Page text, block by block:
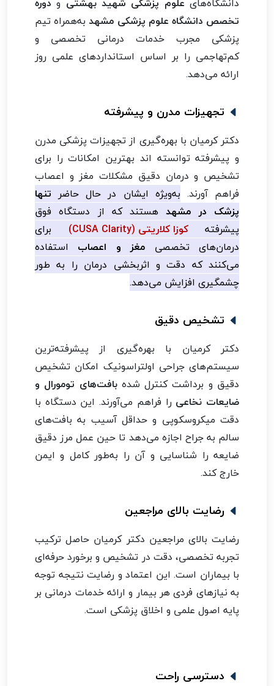
تخصص دانشگاه علوم پزشکی مشهدبه‌همراه تیم
پزشکی مجرب خدمات درمانی تخصصی و
کم‌تهاجمی را بر اساس استانداردهای علمی روز
ارائه می‌دهد.
تجهیزات مدرن و پیشرفته
دکتر کرمیان با بهره‌گیری از تجهیزات پزشکی مدرن
و پیشرفته توانسته اند بهترین امکانات را برای
تشخیص و درمان دقیق مشکلات مغز و اعصاب
فراهم آورند. به‌ویژه ایشان در حال حاضر تنها
پزشک در مشهدهستند که از دستگاه فوق
پیشرفتهکوزا کلاریتی (CUSA Clarity)
برای
درمان‌های تخصصی مغز و اعصاب استفاده
می‌کنند که دقت و اثربخشی درمان را به طور
چشمگیری افزایش می‌دهد.
تشخیص دقیق
دکتر کرمیان با بهره‌گیری از پیشرفته‌ترین
سیستم‌های جراحی اولتراسونیک امکان تشخیص
دقیق و برداشت کنترل‌ شدهبافت‌های تومورال و
ضایعات نخاعی را فراهم می‌آورند. این دستگاه با
دقت میکروسکوپی و حداقل آسیب به بافت‌های
سالم به جراح اجازه می‌دهد تا حین عمل مرز دقیق
ضایعه را شناسایی و آن را به‌طور کامل و ایمن
خارج کند.
رضایت بالای مراجعین
رضایت بالای مراجعین دکتر کرمیان حاصل ترکیب
تجربه تخصصی، دقت در تشخیص و برخورد حرفه‌ای
با بیماران است. این اعتماد و رضایت نتیجه توجه
به نیازهای فردی هر بیمار و ارائه خدمات درمانی بر
پایه اصول علمی و اخلاق پزشکی است.
دسترسی راحت